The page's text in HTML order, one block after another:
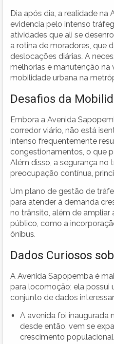
Dia após dia, a realidade na
evidencia pelo intenso
atividades que ali se
a rotina de moradores, que
deslocações diárias. A
melhorias e manutenção na
mobilidade urbana na
Desafios da
Embora a Avenida
corredor viário, não está
intenso frequentemente
congestionamentos, o que
Além disso, a segurança no
preocupação contínua,
Um plano de gestão de
para atender à demanda
no trânsito, além de
público, como a
ônibus.
Dados Curiosos
A Avenida Sapopemba é
para locomoção; ela possui
conjunto de dados
A avenida foi inaugurada
desde então, vem se
crescimento